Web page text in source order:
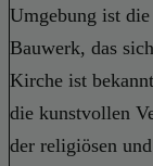
Umgebung ist
Bauwerk, das
Kirche ist
die kunstvollen
der religiösen